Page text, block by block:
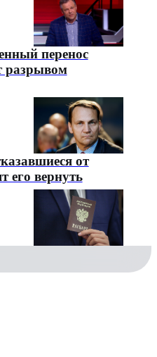
перенос
разрывом
от
его вернуть